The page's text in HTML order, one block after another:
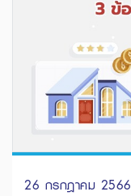
26 กรกฎาคม 2566